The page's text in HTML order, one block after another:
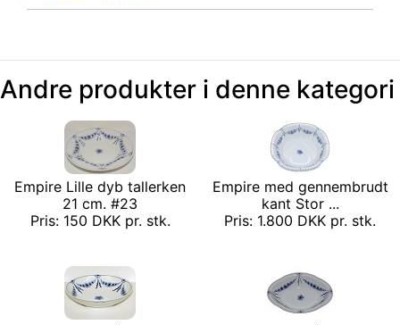
Andre produkter i denne kategori
Empire Lille dyb tallerken
21 cm. #23
Pris: 150 DKK pr. stk.
Empire med gennembrudt
kant Stor ...
Pris: 1.800 DKK pr. stk.